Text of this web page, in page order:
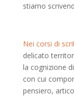
stiamo
Nei corsi di
delicato
la cognizione
con cui
pensiero,